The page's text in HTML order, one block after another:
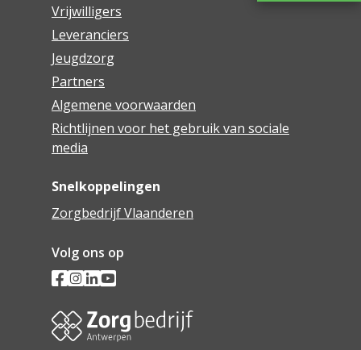
Vrijwilligers
Leveranciers
Jeugdzorg
Partners
Algemene voorwaarden
Richtlijnen voor het gebruik van sociale
media
Snelkoppelingen
Zorgbedrijf Vlaanderen
Volg ons op